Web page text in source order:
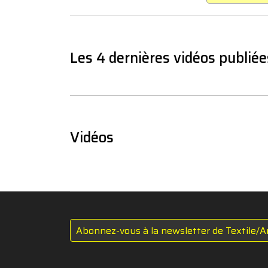
Les 4 dernières vidéos
Vidéos
Abonnez-vous à la newsletter de Textile/